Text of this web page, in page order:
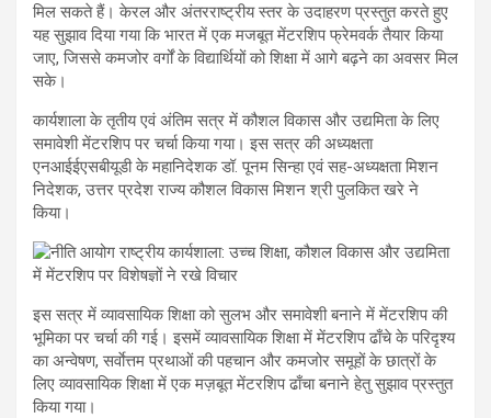
मिल सकते हैं। केरल और अंतरराष्ट्रीय स्तर के उदाहरण प्रस्तुत करते हुए
यह सुझाव दिया गया कि भारत में एक मजबूत मेंटरशिप फ्रेमवर्क तैयार किया
जाए, जिससे कमजोर वर्गों के विद्यार्थियों को शिक्षा में आगे बढ़ने का अवसर मिल
सके।
कार्यशाला के तृतीय एवं अंतिम सत्र में कौशल विकास और उद्यमिता के लिए
समावेशी मेंटरशिप पर चर्चा किया गया। इस सत्र की अध्यक्षता
एनआईईएसबीयूडी के महानिदेशक डॉ. पूनम सिन्हा एवं सह-अध्यक्षता मिशन
निदेशक, उत्तर प्रदेश राज्य कौशल विकास मिशन श्री पुलकित खरे ने
किया।
इस सत्र में व्यावसायिक शिक्षा को सुलभ और समावेशी बनाने में मेंटरशिप की
भूमिका पर चर्चा की गई। इसमें व्यावसायिक शिक्षा में मेंटरशिप ढाँचे के परिदृश्य
का अन्वेषण, सर्वाेत्तम प्रथाओं की पहचान और कमजोर समूहों के छात्रों के
लिए व्यावसायिक शिक्षा में एक मज़बूत मेंटरशिप ढाँचा बनाने हेतु सुझाव प्रस्तुत
किया गया।